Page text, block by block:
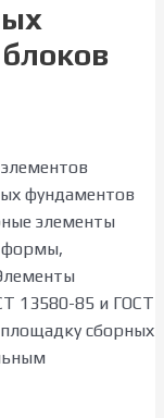
фундаментов
элементы
формы,
13580-85 и ГОСТ
сборных